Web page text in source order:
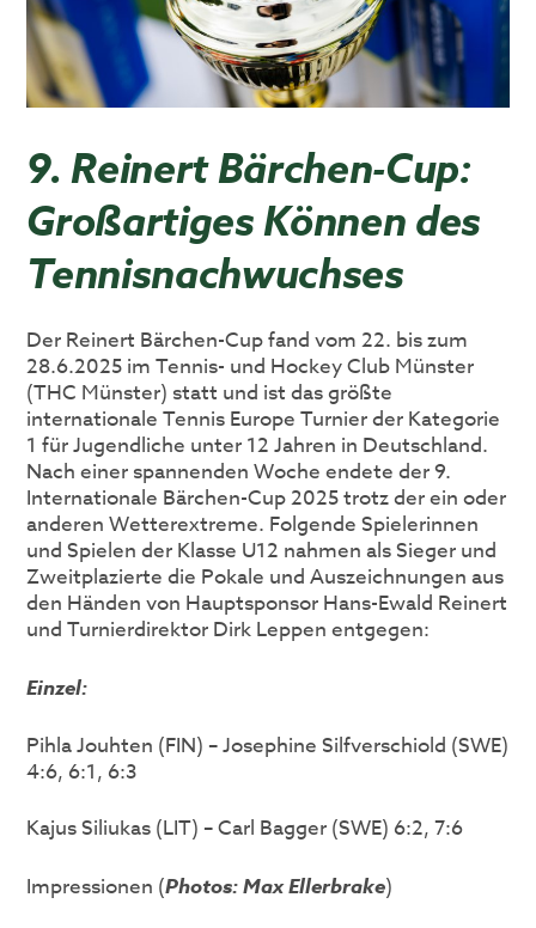
9. Reinert Bärchen-Cup:
Großartiges Können des
Tennisnachwuchses
Der Reinert Bärchen-Cup fand vom 22. bis zum
28.6.2025 im Tennis- und Hockey Club Münster
(THC Münster) statt und ist das größte
internationale Tennis Europe Turnier der Kategorie
1 für Jugendliche unter 12 Jahren in Deutschland.
Nach einer spannenden Woche endete der 9.
Internationale Bärchen-Cup 2025 trotz der ein oder
anderen Wetterextreme. Folgende Spielerinnen
und Spielen der Klasse U12 nahmen als Sieger und
Zweitplazierte die Pokale und Auszeichnungen aus
den Händen von Hauptsponsor Hans-Ewald Reinert
und Turnierdirektor Dirk Leppen entgegen:
Einzel:
Pihla Jouhten (FIN) – Josephine Silfverschiold (SWE)
4:6, 6:1, 6:3
Kajus Siliukas (LIT) – Carl Bagger (SWE) 6:2, 7:6
Impressionen (Photos: Max Ellerbrake)